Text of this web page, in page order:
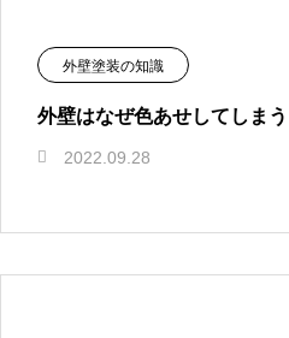
外壁塗装の知識
外壁はなぜ色あせしてしま
2022.09.28